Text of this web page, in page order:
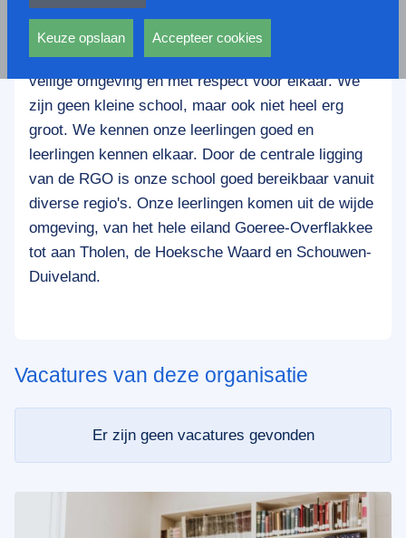
Kiezen voor de RGO betekent kiezen voor een
school met goed openbaar onderwijs tot op het
hoogste niveau (slagingspercentage 96%!), in een
veilige omgeving en met respect voor elkaar. We
zijn geen kleine school, maar ook niet heel erg
groot. We kennen onze leerlingen goed en
leerlingen kennen elkaar. Door de centrale ligging
van de RGO is onze school goed bereikbaar vanuit
diverse regio's. Onze leerlingen komen uit de wijde
omgeving, van het hele eiland Goeree-Overflakkee
tot aan Tholen, de Hoeksche Waard en Schouwen-
Duiveland.
Vacatures van deze organisatie
Er zijn geen vacatures gevonden
andere wordt voorkomen dat dezelfde advertentie
voortdurend verschijnt.
Keuze opslaan Accepteer cookies